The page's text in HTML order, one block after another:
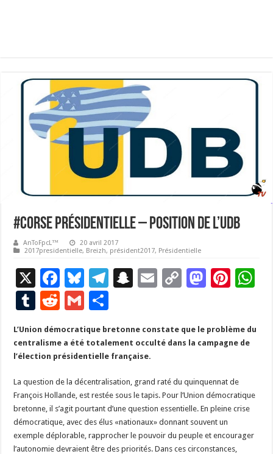
#Corse Présidentielle – Position de l’UDB
AnToFpcL™
20 avril 2017
2017presidentielle, Breizh, président2017, Présidentielle
X
F
ac
e
b
o
o
k
Bl
u
es
ky
T
gr
a
m
S
p
c
h
at
E
l
C
y
n
k
M
d
n
Pi
es
T
u
m
bl
r
R
d
di
t
G
m
ai
l
ta
g
er
L’Union démocratique bretonne constate que le problème du
centralisme a été totalement occulté dans la campagne de
l’élection présidentielle française.
La question de la décentralisation, grand raté du quinquennat de
François Hollande, est restée sous le tapis. Pour l’Union démocratique
bretonne, il s’agit pourtant d’une question essentielle. En pleine crise
démocratique, avec des élus «nationaux» donnant souvent un
exemple déplorable, rapprocher le pouvoir du peuple et encourager
l’autonomie devraient être des priorités. Dans ces circonstances,